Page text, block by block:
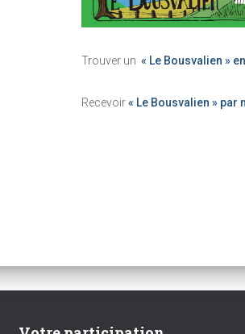
Trouver un « Le Bousvalien »
Recevoir« Le Bousvalien » par